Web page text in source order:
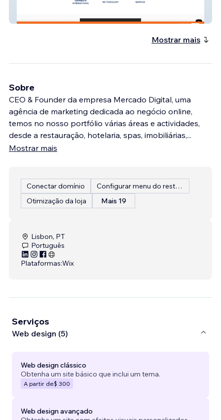
Mostrar mais
Sobre
CEO & Founder da empresa Mercado Digital, uma
agência de marketing dedicada ao negócio online,
temos no nosso portfólio várias áreas e actividades,
desde a restauração, hotelaria, spas, imobiliárias,...
Mostrar mais
Conectar domínio
Configurar menu do restaurante
Otimização da loja
Mais 19
Lisbon, PT
Português
Plataformas:Wix
Serviços
Web design (5)
Web design clássico
Obtenha um site básico que inclui um tema.
A partir de$ 300
Web design avançado